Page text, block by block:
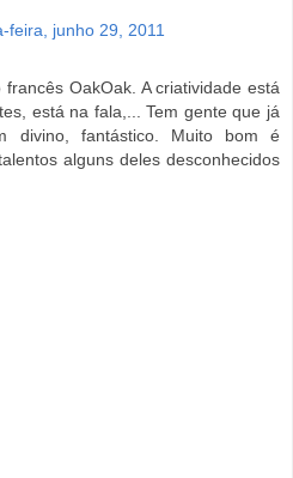
feira, junho 29, 2011
OakOak. A criatividade está
está na fala,... Tem gente que já
divino, fantástico. Muito bom é
alguns deles desconhecidos